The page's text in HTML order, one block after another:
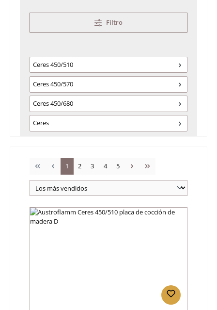
Filtro
Ceres 450/510
Ceres 450/570
Ceres 450/680
Ceres
Página
1 Página
2 Página
3 Página
4 Página
5